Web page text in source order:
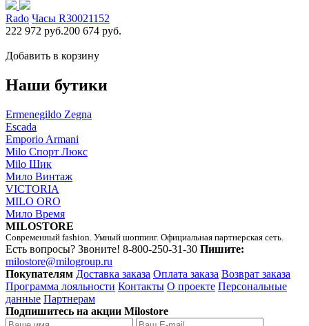
Rado Часы R30021152
222 972 руб.200 674 руб.
Добавить в корзину
Наши бутики
Ermenegildo Zegna
Escada
Emporio Armani
Milo Спорт Люкс
Milo Шик
Мило Винтаж
VICTORIA
MILO ORO
Мило Время
MILOSTORE
Современный fashion. Умный шоппинг. Официальная партнерская сеть.
Есть вопросы? Звоните! 8-800-250-31-30 Пишите:
milostore@milogroup.ru
Покупателям Доставка заказа Оплата заказа Возврат заказа
Программа лояльности Контакты О проекте Персональные
данные Партнерам
Подпишитесь на акции Milostore